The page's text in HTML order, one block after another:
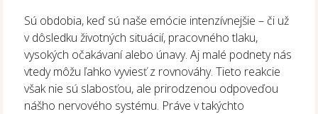
Sú obdobia, keď sú naše emócie intenzívnejšie – či už
v dôsledku životných situácií, pracovného tlaku,
vysokých očakávaní alebo únavy. Aj malé podnety nás
vtedy môžu ľahko vyviesť z rovnováhy. Tieto reakcie
však nie sú slabosťou, ale prirodzenou odpoveďou
nášho nervového systému. Práve v takýchto